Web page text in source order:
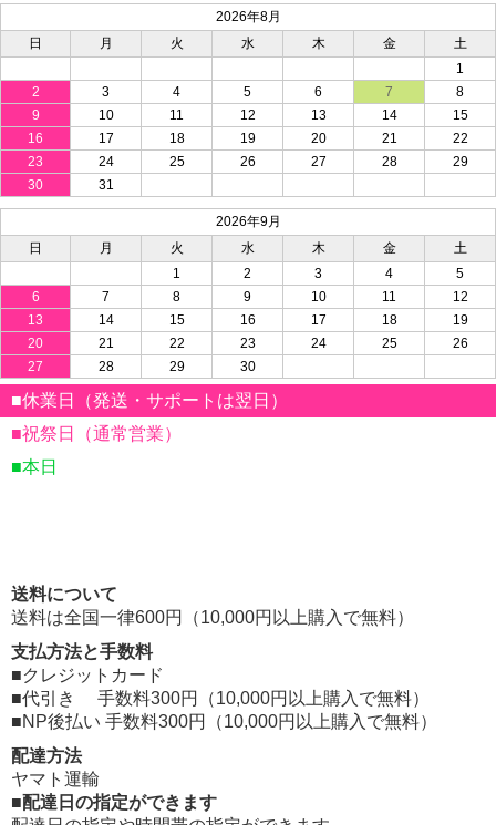
2026年8月
日
月 火 水 木 金
土
1
2
3 4 5 6 7
8
9
10 11 12 13 14
15
16
17 18 19 20 21
22
23
24 25 26 27 28
29
30
31
2026年9月
日
月 火 水 木 金
土
1
2 3 4
5
6
7 8 9 10 11
12
13
14 15 16 17 18
19
20
21 22 23 24 25
26
27
28 29 30
■休業日（発送・サポートは翌日）
■祝祭日（通常営業）
■本日
送料について
送料は全国一律600円（10,000円以上購入で無料）
支払方法と手数料
■クレジットカード
■代引き 手数料300円（10,000円以上購入で無料）
■NP後払い 手数料300円（10,000円以上購入で無料）
配達方法
ヤマト運輸
■配達日の指定ができます